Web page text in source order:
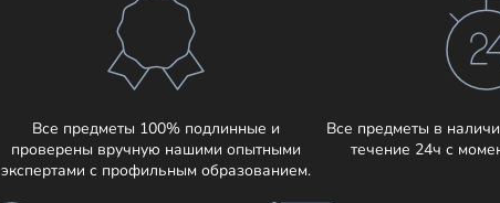
Все предметы 100% подлинные и
проверены вручную нашими опытными
экспертами с профильным образованием.
Все предметы в
течение 24ч с